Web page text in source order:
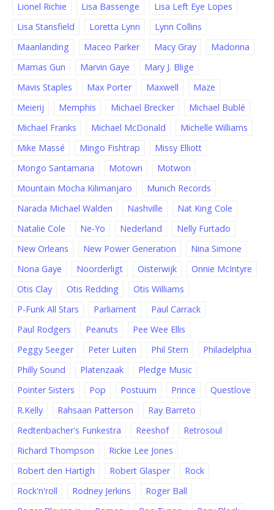
Lionel Richie
Lisa Bassenge
Lisa Left Eye Lopes
Lisa Stansfield
Loretta Lynn
Lynn Collins
Maanlanding
Maceo Parker Macy Gray
Madonna
Mamas Gun
Marvin Gaye
Mary J. Blige
Mavis Staples
Max Porter Maxwell
Maze
Meierij
Memphis Michael Brecker
Michael Bublé
Michael Franks
Michael McDonald
Michelle Williams
Mike Massé
Mingo Fishtrap
Missy Elliott
Mongo Santamaria
Motown
Motwon
Mountain Mocha Kilimanjaro
Munich Records
Narada Michael Walden
Nashville
Nat King Cole
Natalie Cole
Ne-Yo Nederland
Nelly Furtado
New Orleans
New Power Generation
Nina Simone
Nona Gaye
Noorderligt Oisterwijk
Onnie McIntyre
Otis Clay
Otis Redding
Otis Williams
P-Funk All Stars
Parliament
Paul Carrack
Paul Rodgers
Peanuts
Pee Wee Ellis
Peggy Seeger
Peter Luiten Phil Stern
Philadelphia
Philly Sound
Platenzaak
Pledge Music
Pointer Sisters
Pop Postuum Prince
Questlove
R.Kelly
Rahsaan Patterson
Ray Barreto
Redtenbacher's Funkestra
Reeshof
Retrosoul
Richard Thompson
Rickie Lee Jones
Robert den Hartigh
Robert Glasper
Rock
Rock'n'roll
Rodney Jerkins
Roger Ball